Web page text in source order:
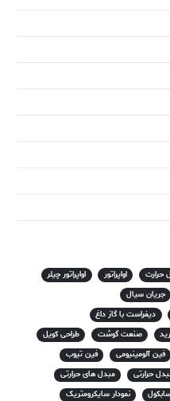
حرارت اواپراتور
اواپراتور چیلر
جریان سیال
دیفراست با گاز داغ
صنعت گوشت
طراحی کویل
فین آلومینیومی
فین تیوب
حرارتی
مبدل های حرارتی
نمودار سایکرومتریک